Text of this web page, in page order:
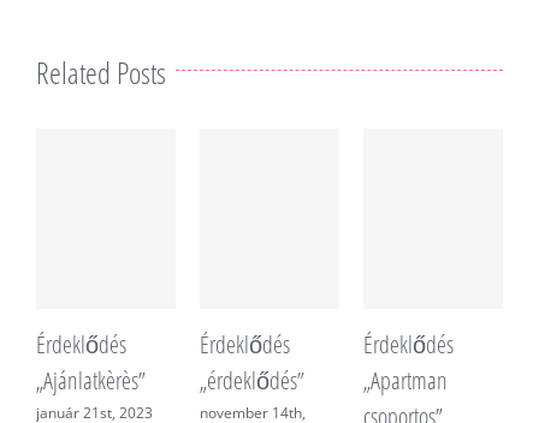
Related Posts
Érdeklődés
„Ajánlatkèrès”
január 21st, 2023
Érdeklődés
„érdeklődés”
november 14th,
Érdeklődés
„Apartman
csoportos”